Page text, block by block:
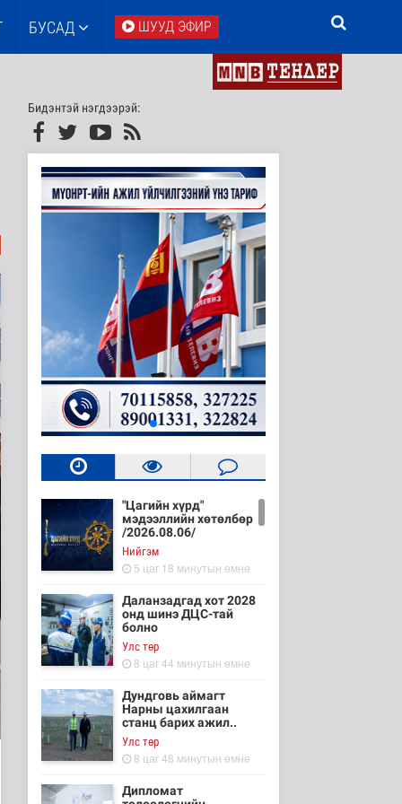
БУСАД ШУУД ЭФИР
Бидэнтэй нэгдээрэй:
"Цагийн хүрд"
мэдээллийн хөтөлбөр
/2026.08.06/
Нийгэм
5 цаг 18 минутын өмнө
Даланзадгад хот 2028
онд шинэ ДЦС-тай
болно
Улс төр
8 цаг 44 минутын өмнө
Дундговь аймагт
Нарны цахилгаан
станц барих ажил..
Улс төр
8 цаг 48 минутын өмнө
Дипломат